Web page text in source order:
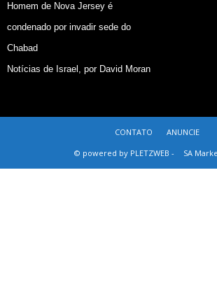
Homem de Nova Jersey é
condenado por invadir sede do
Chabad
Notícias de Israel, por David Moran
CONTATO
ANUNCIE
© powered by PLETZWEB -
SA